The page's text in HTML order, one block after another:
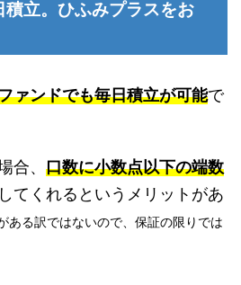
積立。ひふみプラスをお
ァンドでも毎日積立が可能で
合、 口数に小数点以下の端数
てくれるというメリットがあ
ある訳ではないので、保証の限りでは